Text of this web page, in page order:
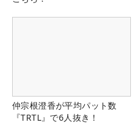
仲宗根澄香が平均パット数
『TRTL』で6人抜き！